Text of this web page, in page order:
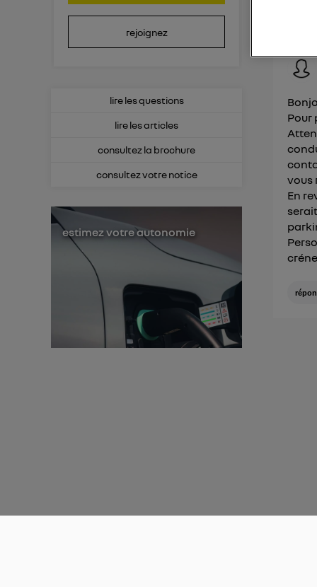
rejoignez
lire les questions
lire les articles
consultez la brochure
consultez votre notice
estimez votre autonomie
Pour
vous
En
La
Elle
IP et
Pour une
Pour une